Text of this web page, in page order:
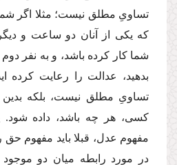
تساوىِ مطلق نیست؛ مثلا اگر
كه یكى از
آنان دو ساعت و
شما كار كرده باشد، و به نفر دوم
بدهید، عدالت را رعایت كرده
تساوىِ مطلق نیست، بلكه
كسى، هر چه باشد، داده
مفهوم عدل، قبلا باید مفهوم
در مورد رابطه میان دو